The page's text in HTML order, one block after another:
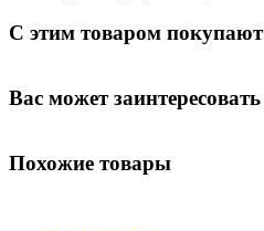
С этим товаром покупают
Вас может заинтересовать
Похожие товары